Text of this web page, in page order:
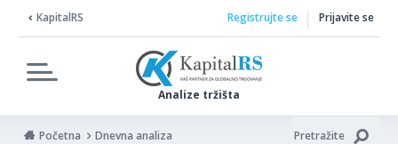
KapitalRS
Analize tržišta
Registrujte se Prijavite se
Početna Dnevna analiza Pretražite